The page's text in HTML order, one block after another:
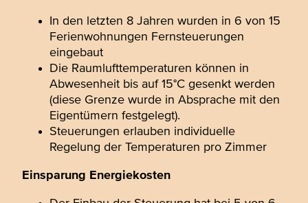
In den letzten 8 Jahren wurden in 6 von 15
Ferienwohnungen Fernsteuerungen
eingebaut
Die Raumlufttemperaturen können in
Abwesenheit bis auf 15°C gesenkt werden
(diese Grenze wurde in Absprache mit den
Eigentümern festgelegt).
Steuerungen erlauben individuelle
Regelung der Temperaturen pro Zimmer
Einsparung Energiekosten